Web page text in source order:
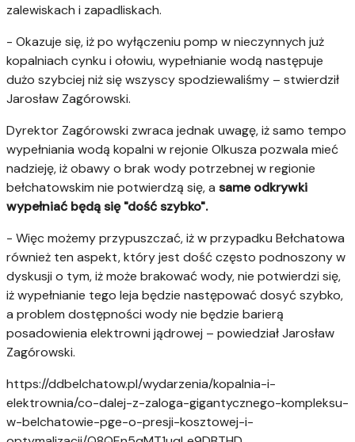
zalewiskach i zapadliskach.
- Okazuje się, iż po wyłączeniu pomp w nieczynnych już
kopalniach cynku i ołowiu, wypełnianie wodą następuje
dużo szybciej niż się wszyscy spodziewaliśmy – stwierdził
Jarosław Zagórowski.
Dyrektor Zagórowski zwraca jednak uwagę, iż samo tempo
wypełniania wodą kopalni w rejonie Olkusza pozwala mieć
nadzieję, iż obawy o brak wody potrzebnej w regionie
bełchatowskim nie potwierdzą się, a same odkrywki
wypełniać będą się "dość szybko".
- Więc możemy przypuszczać, iż w przypadku Bełchatowa
również ten aspekt, który jest dość często podnoszony w
dyskusji o tym, iż może brakować wody, nie potwierdzi się,
iż wypełnianie tego leja będzie następować dosyć szybko,
a problem dostępności wody nie będzie barierą
posadowienia elektrowni jądrowej – powiedział Jarosław
Zagórowski.
https://ddbelchatow.pl/wydarzenia/kopalnia-i-
elektrownia/co-dalej-z-zaloga-gigantycznego-kompleksu-
w-belchatowie-pge-o-presji-kosztowej-i-